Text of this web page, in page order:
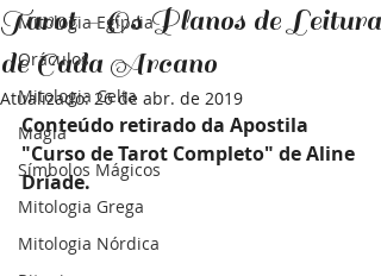
Mitologia Egípcia
Oráculos
Mitologia Celta
Magia
Símbolos Mágicos
Mitologia Grega
Mitologia Nórdica
Tarot - Os Planos de Leitura
de Cada Arcano
Atualizado:26 de abr. de 2019
Conteúdo retirado da Apostila
"Curso de Tarot Completo" de Aline
Dríade.